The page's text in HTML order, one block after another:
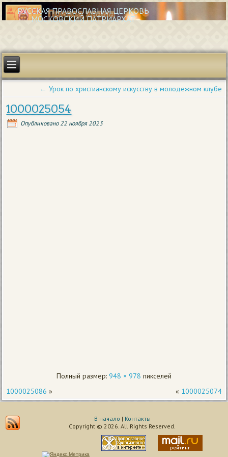
РУССКАЯ ПРАВОСЛАВНАЯ ЦЕРКОВЬ
МОСКОВСКИЙ ПАТРИАРХАТ
← Урок по христианскому искусству в молодежном клубе
1000025054
Опубликовано 22 ноября 2023
Полный размер: 948 × 978 пикселей
1000025086 » « 1000025074
В начало | Контакты
Copyright © 2026. All Rights Reserved.